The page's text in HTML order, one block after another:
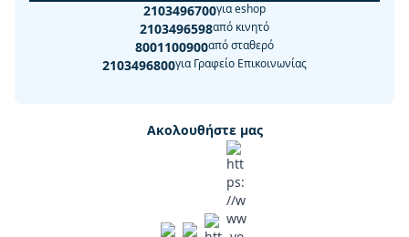
2103496700για eshop
2103496598από κινητό
8001100900από σταθερό
2103496800για Γραφείο Επικοινωνίας
Ακολουθήστε μας